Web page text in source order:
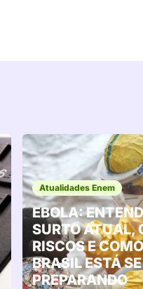
Atualidades Enem
EBOLA:
SURTO ATUAL,
RISCOS E
BRASIL ESTÁ SE
PREPARANDO